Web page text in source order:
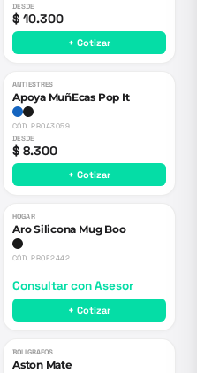
DESDE
$ 10.300
+ Cotizar
ANTIESTRES
Apoya MuñEcas Pop It
CÓD.PROA3059
DESDE
$ 8.300
+ Cotizar
HOGAR
Aro Silicona Mug Boo
CÓD.PROE2442
Consultar con Asesor
+ Cotizar
BOLIGRAFOS
Aston Mate